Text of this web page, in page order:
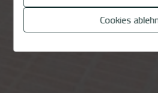
Cookies